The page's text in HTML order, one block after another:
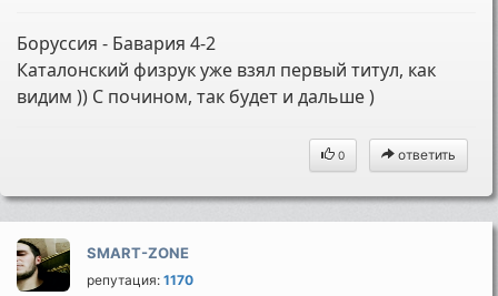
Боруссия - Бавария 4-2
Каталонский физрук уже взял первый титул, как
видим )) С почином, так будет и дальше )
0 ответить
SMART-ZONE
репутация:1170